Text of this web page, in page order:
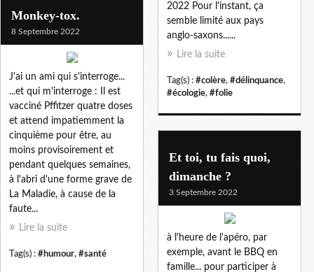
2022 Pour l'instant, ça
semble limité aux pays
anglo-saxons......
Lire la suite
Tag(s) : #colère, #délinquance,
#écologie, #folie
Monkey-tox.
8 Septembre 2022
J'ai un ami qui s'interroge...
...et qui m'interroge : Il est
vacciné Pffitzer quatre doses
et attend impatiemment la
cinquième pour être, au
moins provisoirement et
pendant quelques semaines,
à l'abri d'une forme grave de
La Maladie, à cause de la
faute...
Lire la suite
Tag(s) : #humour, #santé
Et toi, tu fais quoi,
dimanche ?
3 Septembre 2022
à l'heure de l'apéro, par
exemple, avant le BBQ en
famille... pour participer à